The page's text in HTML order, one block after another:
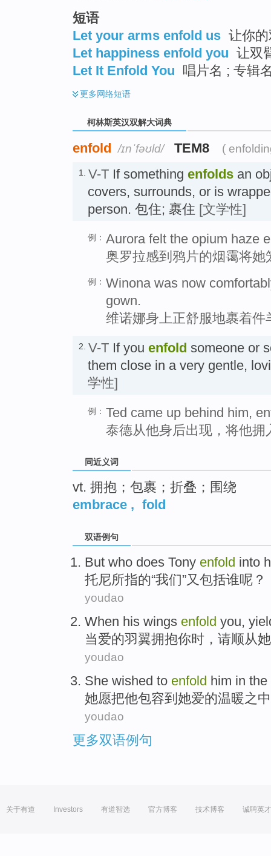
短语
Let your arms enfold us 让你
Let happiness enfold you 让双
Let It Enfold You 唱片名 ; 专辑
更多网络短语
柯林斯英汉双解大词典
enfold /ɪnˈfəʊld/ TEM8 (
1. V-T If something enfolds an
covers, surrounds, or is
person. 包住; 裹住 [文学性]
例： Aurora felt the opium haze
奥罗拉感到鸦片的烟霭将她
例： Winona was now
gown.
维诺娜身上正舒服地裹着件
2. V-T If you enfold someone or
them close in a very gentle,
学性]
例： Ted came up behind him,
泰德从他身后出现，将他拥
同近义词
vt. 拥抱；包裹；折叠；围绕
embrace , fold
双语例句
But who does Tony enfold into
托尼所指的“我们”又包括谁呢？
youdao
When his wings enfold you,
当爱的羽翼拥抱你时，请顺从
youdao
She wished to enfold him in the
她愿把他包容到 她爱的温暖之
youdao
更多双语例句
关于有道 Investors 有道智选 官方博客 技术博客 诚聘英才